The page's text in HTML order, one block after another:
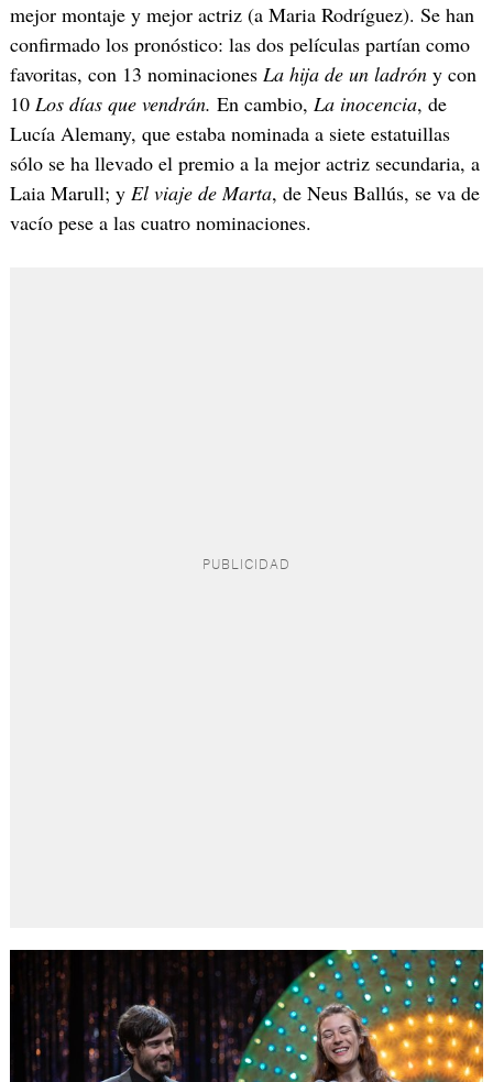
mejor montaje y mejor actriz (a Maria Rodríguez). Se han
confirmado los pronóstico: las dos películas partían como
favoritas, con 13 nominaciones La hija de un ladróny con
10 Los días que vendrán. En cambio, La inocencia, de
Lucía Alemany, que estaba nominada a siete estatuillas
sólo se ha llevado el premio a la mejor actriz secundaria, a
Laia Marull; y El viaje de Marta, de Neus Ballús, se va de
vacío pese a las cuatro nominaciones.